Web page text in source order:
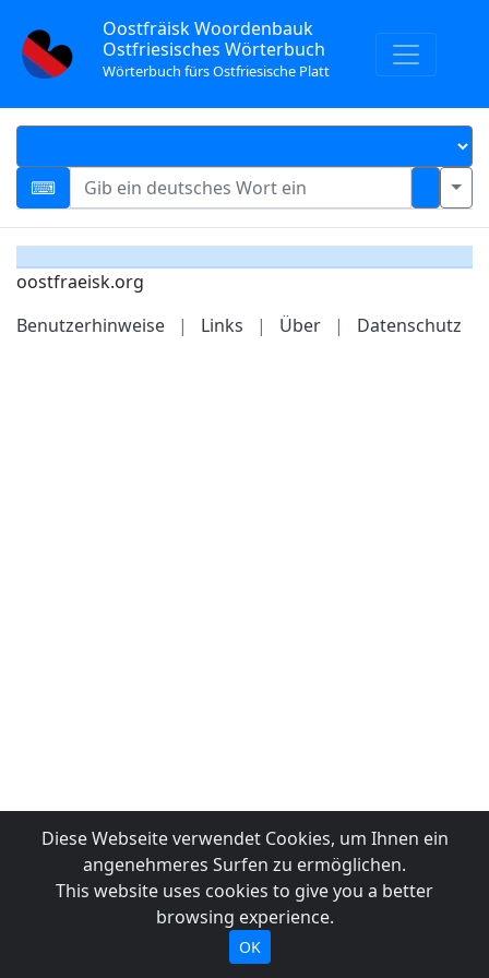
Oostfräisk Woordenbauk
Ostfriesisches Wörterbuch
Wörterbuch fürs Ostfriesische Platt
oostfraeisk.org
Benutzerhinweise
| Links | Über | Datenschutz
Diese Webseite verwendet Cookies, um Ihnen ein
angenehmeres Surfen zu ermöglichen.
This website uses cookies to give you a better
browsing experience.
OK